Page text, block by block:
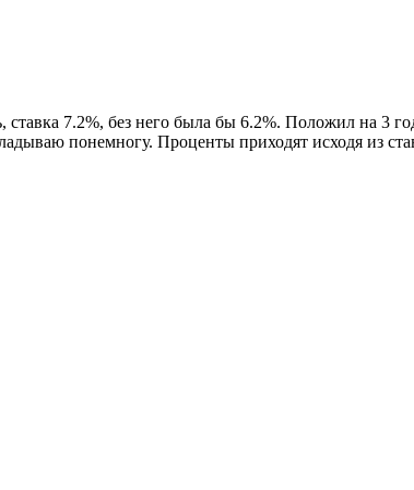
7.2%, без него была бы 6.2%. Положил на 3
понемногу. Проценты приходят исходя из